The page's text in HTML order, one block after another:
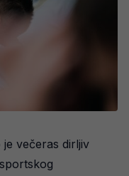
večeras dirljiv